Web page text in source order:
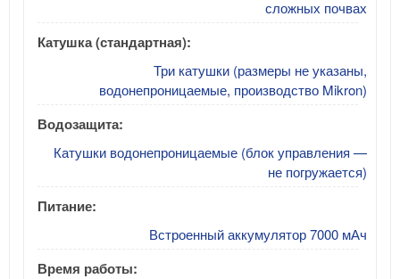
сложных почвах
Катушка (стандартная):
Три катушки (размеры не указаны,
водонепроницаемые, производство Mikron)
Водозащита:
Катушки водонепроницаемые (блок управления —
не погружается)
Питание:
Встроенный аккумулятор 7000 мАч
Время работы: